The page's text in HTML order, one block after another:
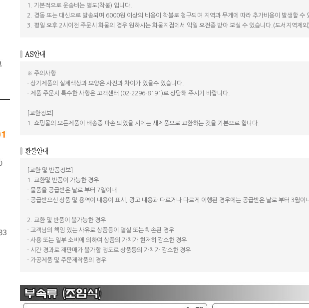
1. 기본적으로 운송비는 별도(착불) 입니다.
2. 경동 또는 대신으로 발송되며 6000원 이상의 비용이 착불로 청구되며 지역과 무게에 따라 추가비용이 발생할 수
3. 평일 오후 2시이전 주문시 화물의 경우 원하시는 화물지점에서 익일 오전중 받아 보실 수 있습니다.(도서지역제외)
※ 주의사항
- 상기제품의 실제색상과 모양은 사진과 차이가 있을수 있습니다.
- 제품 주문시 특수한 사항은 고객센터 (02-2296-8191)로 상담해 주시기 바랍니다.
[교환정보]
1. 쇼핑몰의 모든제품이 배송중 파손 되었을 시에는 새제품으로 교환하는 것을 기본으로 합니다.
[교환 및 반품정보]
1. 교환및 반품이 가능한 경우
- 물품을 공급받은 날로 부터 7일이내
- 공급받으신 상품 및 용역이 내용이 표시, 광고 내용과 다르거나 다르게 이행된 경우에는 공급받은 날로 부터 3월이
2. 교환 및 반품이 불가능한 경우
- 고객님의 책임 있는 사유로 상품등이 멸실 또는 훼손된 경우
- 사용 또는 일부 소비에 의하여 상품의 가치가 현저히 감소한 경우
- 시간 경과로 재판매가 불가할 정도로 상품등의 가치가 감소한 경우
- 가공제품 및 주문제작품의 경우